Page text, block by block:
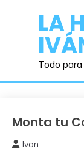
contenidoLA
Todo
Abonos y
Monta tu
Ivan